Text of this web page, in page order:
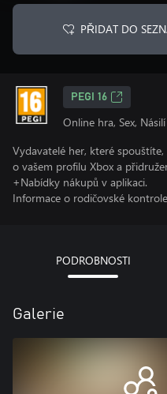
PŘIDAT DO
PEGI 16
Online hra, Sex, Násilí
Vydavatelé her, které
o vašem profilu Xbox a
+Nabídky nákupů v aplikaci.
Informace o rodičovské
PODROBNOSTI
Galerie